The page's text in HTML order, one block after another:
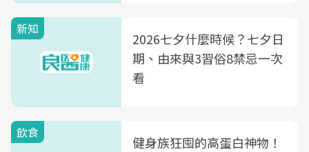
新知
2026七夕什麼時候？七夕日
期、由來與3習俗8禁忌一次
看
飲食
健身族狂囤的高蛋白神物！